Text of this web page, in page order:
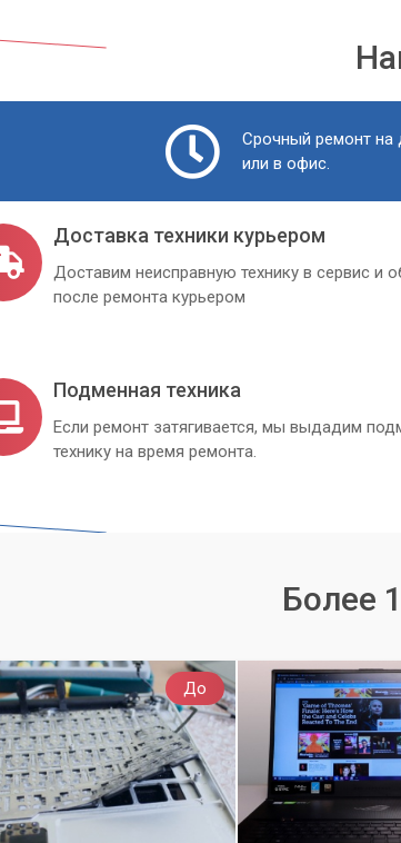
Срочный ремонт на
или в офис.
Доставка техники курьером
Доставим неисправную технику в сервис и
после ремонта курьером
Подменная техника
Если ремонт затягивается, мы выдадим
технику на время ремонта.
Более
До